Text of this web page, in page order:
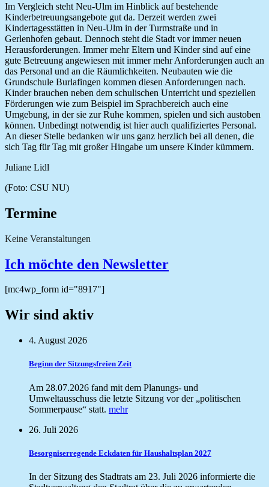
Im Vergleich steht Neu-Ulm im Hinblick auf bestehende
Kinderbetreuungsangebote gut da. Derzeit werden zwei
Kindertagesstätten in Neu-Ulm in der Turmstraße und in
Gerlenhofen gebaut. Dennoch steht die Stadt vor immer neuen
Herausforderungen. Immer mehr Eltern und Kinder sind auf eine
gute Betreuung angewiesen mit immer mehr Anforderungen auch an
das Personal und an die Räumlichkeiten. Neubauten wie die
Grundschule Burlafingen kommen diesen Anforderungen nach.
Kinder brauchen neben dem schulischen Unterricht und speziellen
Förderungen wie zum Beispiel im Sprachbereich auch eine
Umgebung, in der sie zur Ruhe kommen, spielen und sich austoben
können. Unbedingt notwendig ist hier auch qualifiziertes Personal.
An dieser Stelle bedanken wir uns ganz herzlich bei all denen, die
sich Tag für Tag mit großer Hingabe um unsere Kinder kümmern.
Juliane Lidl
(Foto: CSU NU)
Termine
Keine Veranstaltungen
Ich möchte den Newsletter
[mc4wp_form id="8917"]
Wir sind aktiv
4. August 2026
Beginn der Sitzungsfreien Zeit
Am 28.07.2026 fand mit dem Planungs- und
Umweltausschuss die letzte Sitzung vor der „politischen
Sommerpause“ statt. mehr
26. Juli 2026
Besorgniserregende Eckdaten für Haushaltsplan 2027
In der Sitzung des Stadtrats am 23. Juli 2026 informierte die